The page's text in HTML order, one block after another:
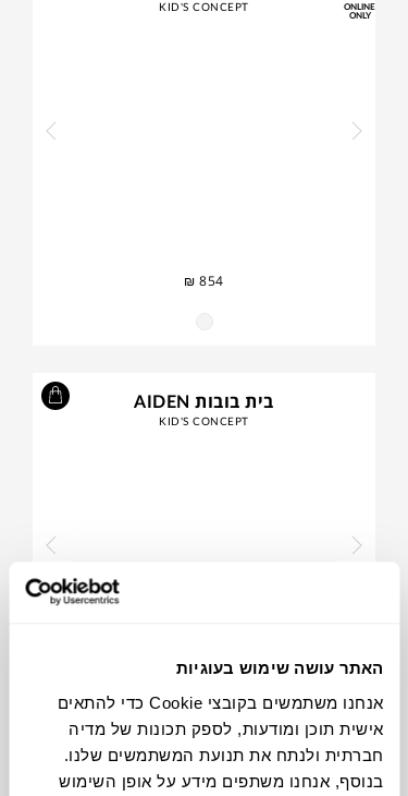
האתר עושה שימוש בעוגיות
אנחנו משתמשים בקובצי Cookie כדי להתאים
אישית תוכן ומודעות, לספק תכונות של מדיה
חברתית ולנתח את תנועת המשתמשים שלנו.
בנוסף, אנחנו משתפים מידע על אופן השימוש
ONLINE
ONLY
KID'S CONCEPT
₪ 854
בית בובות AIDEN
KID'S CONCEPT
₪ 998